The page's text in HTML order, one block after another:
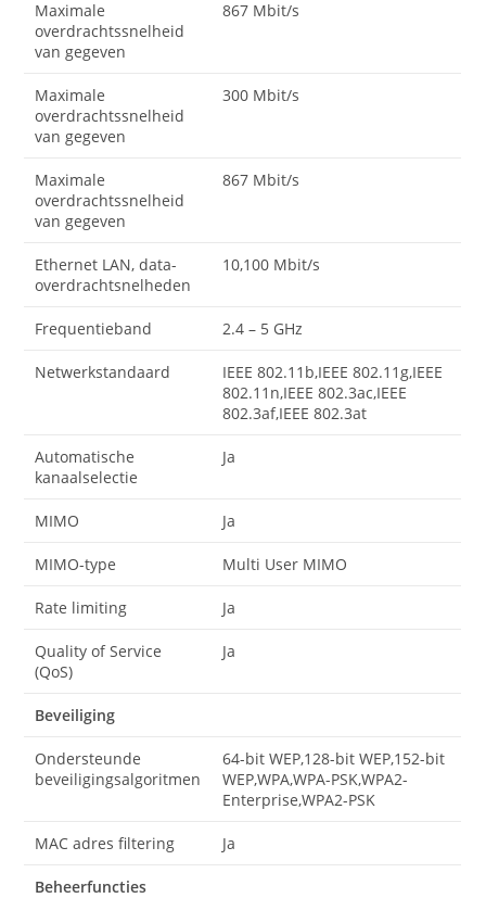
Maximale
overdrachtssnelheid
van gegeven
867 Mbit/s
Maximale
overdrachtssnelheid
van gegeven
300 Mbit/s
Maximale
overdrachtssnelheid
van gegeven
867 Mbit/s
Ethernet LAN, data-
overdrachtsnelheden
10,100 Mbit/s
Frequentieband 2.4 – 5 GHz
Netwerkstandaard
IEEE 802.11b,IEEE 802.11g,IEEE
802.11n,IEEE 802.3ac,IEEE
802.3af,IEEE 802.3at
Automatische
kanaalselectie
Ja
MIMO Ja
MIMO-type Multi User MIMO
Rate limiting Ja
Quality of Service
(QoS)
Ja
Beveiliging
Ondersteunde
beveiligingsalgoritmen
64-bit WEP,128-bit WEP,152-bit
WEP,WPA,WPA-PSK,WPA2-
Enterprise,WPA2-PSK
MAC adres filtering Ja
Beheerfuncties